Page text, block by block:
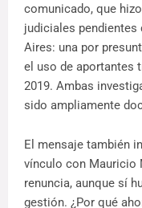
comunicado, que
judiciales pendientes
Aires: una por
el uso de aportantes
2019. Ambas
sido ampliamente
El mensaje también
vínculo con Mauricio
renuncia, aunque sí
gestión. ¿Por qué